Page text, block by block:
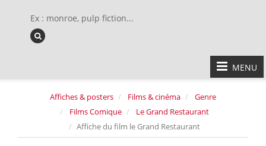
Ex : monroe, pulp fiction...
MENU
Affiches & posters Films & cinéma
Genre
Films Comique
Le Grand Restaurant
Affiche du film le Grand Restaurant